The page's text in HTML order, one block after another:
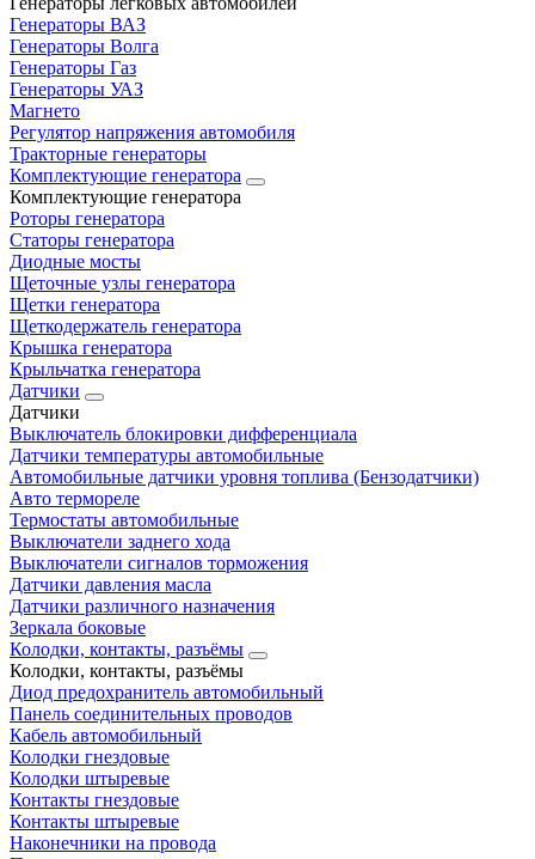
Генераторы ВАЗ
Генераторы Волга
Генераторы Газ
Генераторы УАЗ
Магнето
Регулятор напряжения автомобиля
Тракторные генераторы
Комплектующие генератора
Комплектующие генератора
Роторы генератора
Статоры генератора
Диодные мосты
Щеточные узлы генератора
Щетки генератора
Щеткодержатель генератора
Крышка генератора
Крыльчатка генератора
Датчики
Датчики
Выключатель блокировки дифференциала
Датчики температуры автомобильные
Автомобильные датчики уровня топлива (Бензодатчики)
Авто термореле
Термостаты автомобильные
Выключатели заднего хода
Выключатели сигналов торможения
Датчики давления масла
Датчики различного назначения
Зеркала боковые
Колодки, контакты, разъёмы
Колодки, контакты, разъёмы
Диод предохранитель автомобильный
Панель соединительных проводов
Кабель автомобильный
Колодки гнездовые
Колодки штыревые
Контакты гнездовые
Контакты штыревые
Наконечники на провода